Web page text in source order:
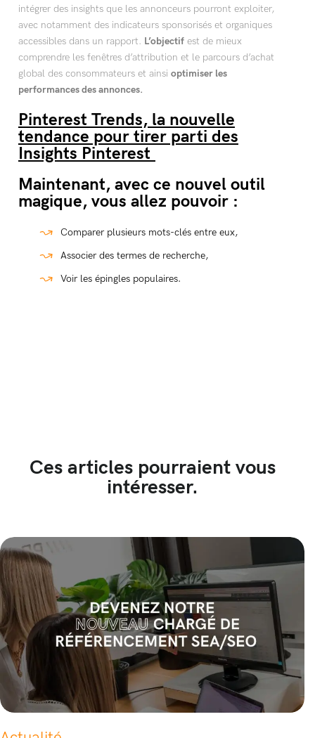
intégrer des insights que les annonceurs pourront exploiter,
avec notamment des indicateurs sponsorisés et organiques
accessibles dans un rapport. L’objectifest de mieux
comprendre les fenêtres d’attribution et le parcours d’achat
global des consommateurs et ainsi optimiser les
performances des annonces.
Pinterest Trends, la nouvelle
tendance pour tirer parti des
Insights Pinterest
Maintenant, avec ce nouvel outil
magique, vous allez pouvoir :
Comparer plusieurs mots-clés entre eux,
Associer des termes de recherche,
Voir les épingles populaires.
Ces articles pourraient vous
intéresser.